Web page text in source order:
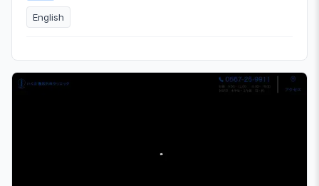
English